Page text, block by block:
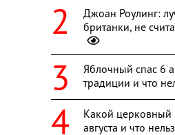
Джоан Роулинг:
британки, не
Яблочный спас 6
традиции и что
Какой церковный
августа и что